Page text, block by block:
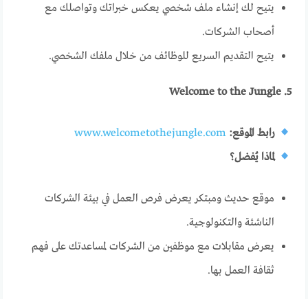
يتيح لك إنشاء ملف شخصي يعكس خبراتك وتواصلك مع
أصحاب الشركات.
يتيح التقديم السريع للوظائف من خلال ملفك الشخصي.
5. Welcome to the Jungle
رابط الموقع: www.welcometothejungle.com
لماذا يُفضل؟
موقع حديث ومبتكر يعرض فرص العمل في بيئة الشركات
الناشئة والتكنولوجية.
يعرض مقابلات مع موظفين من الشركات لمساعدتك على فهم
ثقافة العمل بها.